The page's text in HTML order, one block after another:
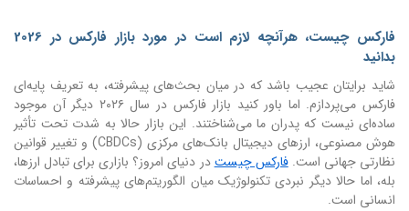
فارکس چیست، هرآنچه لازم است در مورد بازار فارکس در 2026
بدانید
شاید برایتان عجیب باشد که در میان بحث‌های پیشرفته، به تعریف پایه‌ای
فارکس می‌پردازم. اما باور کنید بازار فارکس در سال ۲۰۲۶ دیگر آن موجود
ساده‌ای نیست که پدران ما می‌شناختند. این بازار حالا به شدت تحت تأثیر
هوش مصنوعی، ارزهای دیجیتال بانک‌های مرکزی (CBDCs) و تغییر قوانین
نظارتی جهانی است.فارکس چیستدر دنیای امروز؟ بازاری برای تبادل ارزها،
بله، اما حالا دیگر نبردی تکنولوژیک میان الگوریتم‌های پیشرفته و احساسات
انسانی است.